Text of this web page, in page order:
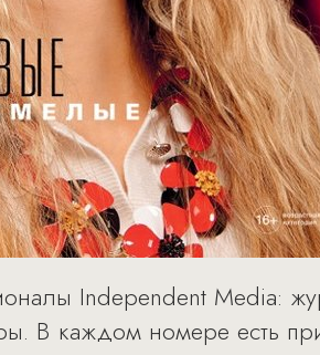
Independent Media:
В каждом номере есть